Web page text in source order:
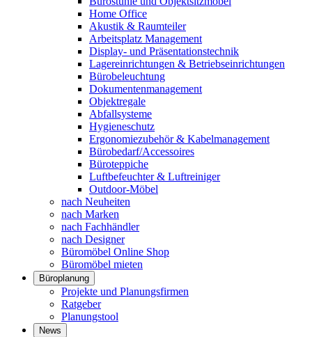
Home Office
Akustik & Raumteiler
Arbeitsplatz Management
Display- und Präsentationstechnik
Lagereinrichtungen & Betriebseinrichtungen
Bürobeleuchtung
Dokumentenmanagement
Objektregale
Abfallsysteme
Hygieneschutz
Ergonomiezubehör & Kabelmanagement
Bürobedarf/Accessoires
Büroteppiche
Luftbefeuchter & Luftreiniger
Outdoor-Möbel
nach Neuheiten
nach Marken
nach Fachhändler
nach Designer
Büromöbel Online Shop
Büromöbel mieten
Büroplanung
Projekte und Planungsfirmen
Ratgeber
Planungstool
News